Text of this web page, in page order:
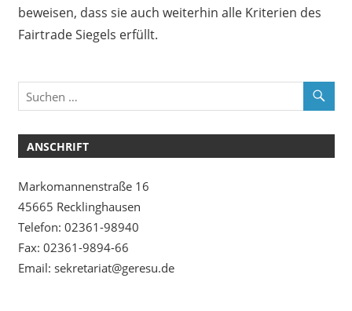
beweisen, dass sie auch weiterhin alle Kriterien des
Fairtrade Siegels erfüllt.
ANSCHRIFT
Markomannenstraße 16
45665 Recklinghausen
Telefon: 02361-98940
Fax: 02361-9894-66
Email: sekretariat@geresu.de